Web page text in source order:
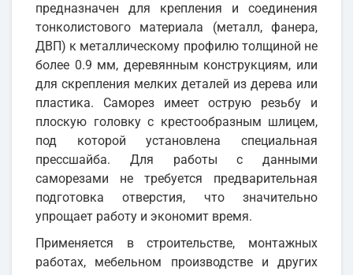
предназначен для крепления и соединения
тонколистового материала (металл, фанера,
ДВП) к металлическому профилю толщиной не
более 0.9 мм, деревянным конструкциям, или
для скрепления мелких деталей из дерева или
пластика. Саморез имеет острую резьбу и
плоскую головку с крестообразным шлицем,
под которой установлена специальная
прессшайба. Для работы с данными
саморезами не требуется предварительная
подготовка отверстия, что значительно
упрощает работу и экономит время.
Применяется в строительстве, монтажных
работах, мебельном производстве и других